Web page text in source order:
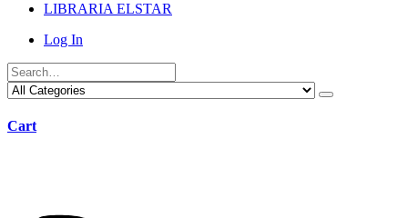
LIBRARIA ELSTAR
Log In
Cart